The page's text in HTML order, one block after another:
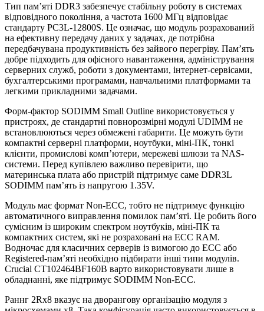
Тип пам’яті DDR3 забезпечує стабільну роботу в системах
відповідного покоління, а частота 1600 МГц відповідає
стандарту PC3L-12800S. Це означає, що модуль розрахований
на ефективну передачу даних у задачах, де потрібна
передбачувана продуктивність без зайвого перегріву. Пам’ять
добре підходить для офісного навантаження, адміністрування
серверних служб, роботи з документами, інтернет-сервісами,
бухгалтерськими програмами, навчальними платформами та
легкими прикладними задачами.
Форм-фактор SODIMM Small Outline використовується у
пристроях, де стандартні повнорозмірні модулі UDIMM не
встановлюються через обмежені габарити. Це можуть бути
компактні серверні платформи, ноутбуки, міні-ПК, тонкі
клієнти, промислові комп’ютери, мережеві шлюзи та NAS-
системи. Перед купівлею важливо перевірити, що
материнська плата або пристрій підтримує саме DDR3L
SODIMM пам’ять із напругою 1.35V.
Модуль має формат Non-ECC, тобто не підтримує функцію
автоматичного виправлення помилок пам’яті. Це робить його
сумісним із широким спектром ноутбуків, міні-ПК та
компактних систем, які не розраховані на ECC RAM.
Водночас для класичних серверів із вимогою до ECC або
Registered-пам’яті необхідно підбирати інші типи модулів.
Crucial CT102464BF160B варто використовувати лише в
обладнанні, яке підтримує SODIMM Non-ECC.
Раннг 2Rx8 вказує на дворангову організацію модуля з